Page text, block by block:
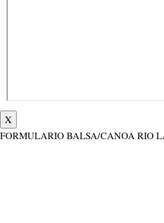
X
FORMULARIO BALSA/CANOA RIO